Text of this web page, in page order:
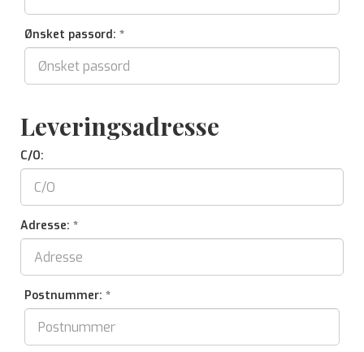
Ønsket passord: *
Leveringsadresse
C/O:
Adresse: *
Postnummer: *